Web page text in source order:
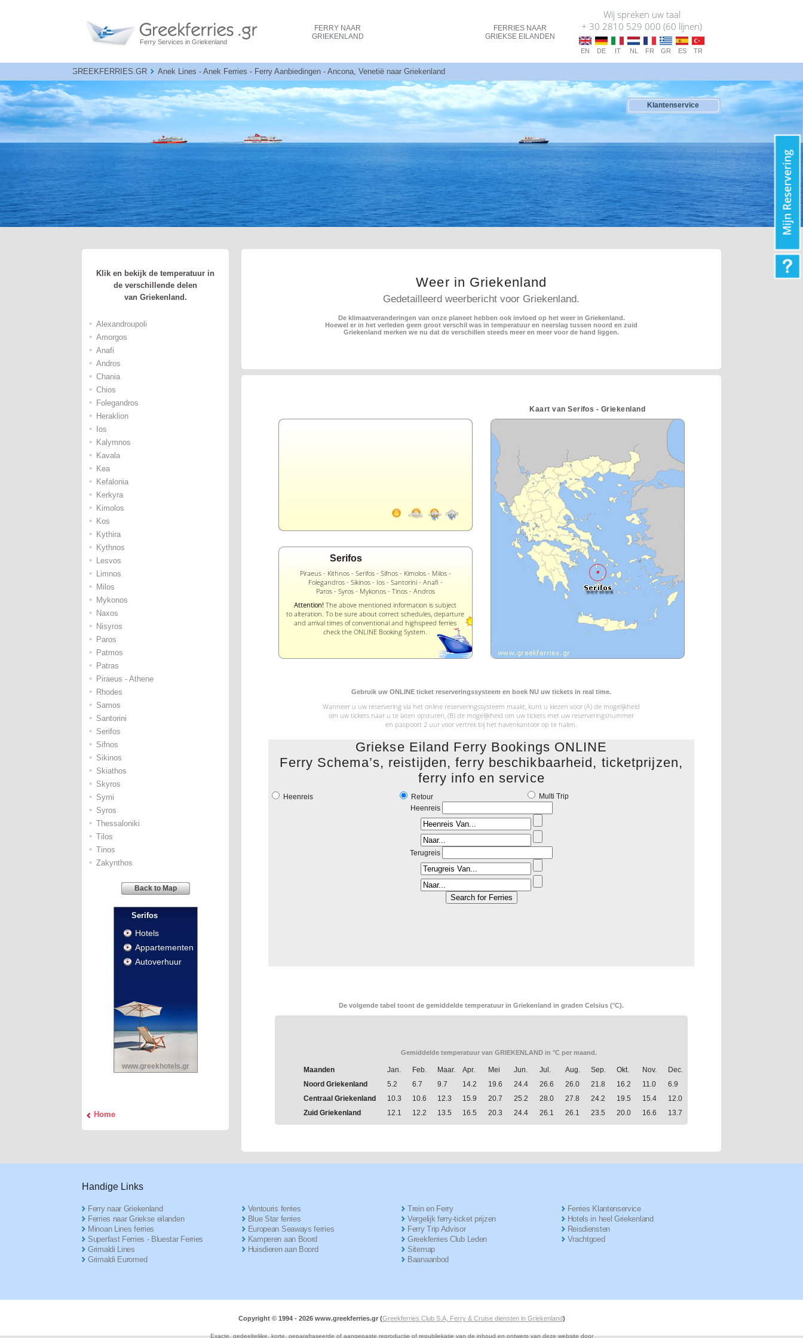
Ferry Services in Griekenland
FERRY NAAR
GRIEKENLAND
FERRIES NAAR
GRIEKSE EILANDEN
Wij spreken uw taal
+ 30 2810 529 000 (60 lijnen)
EN DE IT NL FR GR ES TR
GREEKFERRIES.GR Anek Lines - Anek Ferries - Ferry Aanbiedingen - Ancona, Venetië naar Griekenland
Klantenservice
Klik en bekijk de temperatuur in
de verschillende delen
van Griekenland.
• Alexandroupoli
• Amorgos
• Anafi
• Andros
• Chania
• Chios
• Folegandros
• Heraklion
• Ios
• Kalymnos
• Kavala
• Kea
• Kefalonia
• Kerkyra
• Kimolos
• Kos
• Kythira
• Kythnos
• Lesvos
• Limnos
• Milos
• Mykonos
• Naxos
• Nisyros
• Paros
• Patmos
• Patras
• Piraeus - Athene
• Rhodes
• Samos
• Santorini
• Serifos
• Sifnos
• Sikinos
• Skiathos
• Skyros
• Symi
• Syros
• Thessaloniki
• Tilos
• Tinos
• Zakynthos
Back to Map
Serifos
Hotels
Appartementen
Autoverhuur
www.greekhotels.gr
Home
Weer in Griekenland
Gedetailleerd weerbericht voor Griekenland.
De klimaatveranderingen van onze planeet hebben ook invloed op het weer in Griekenland.
Hoewel er in het verleden geen groot verschil was in temperatuur en neerslag tussen noord en zuid
Griekenland merken we nu dat de verschillen steeds meer en meer voor de hand liggen.
Serifos
Piraeus - Kithnos - Serifos - Sifnos - Kimolos - Milos -
Folegandros - Sikinos - Ios - Santorini - Anafi -
Paros - Syros - Mykonos - Tinos - Andros
Attention! The above mentioned information is subject
to alteration. To be sure about correct schedules, departure
and arrival times of conventional and highspeed ferries
check the ONLINE Booking System.
Kaart van Serifos - Griekenland
Gebruik uw ONLINE ticket reserveringssysteem en boek NU uw tickets in real time.
Wanneer u uw reservering via het online reserveringssysteem maakt, kunt u kiezen voor (A) de mogelijkheid
om uw tickets naar u te laten opsturen, (B) de mogelijkheid om uw tickets met uw reserveringsnummer
en paspoort 2 uur voor vertrek bij het havenkantoor op te halen.
Griekse Eiland Ferry Bookings ONLINE
Ferry Schema’s, reistijden, ferry beschikbaarheid, ticketprijzen,
ferry info en service
Heenreis Retour
Multi Trip
Heenreis
Terugreis
De volgende tabel toont de gemiddelde temperatuur in Griekenland in graden Celsius (°C).
Gemiddelde temperatuur van GRIEKENLAND in °C per maand.
Maanden Jan. Feb. Maar. Apr. Mei Jun. Jul. Aug. Sep. Okt. Nov.
Dec.
Noord Griekenland
5.2 6.7 9.7 14.2 19.6 24.4 26.6 26.0 21.8 16.2 11.0
6.9
Centraal Griekenland
10.3 10.6 12.3 15.9 20.7 25.2 28.0 27.8 24.2 19.5 15.4
12.0
Zuid Griekenland
12.1 12.2 13.5 16.5 20.3 24.4 26.1 26.1 23.5 20.0 16.6 13.7
Handige Links
Ferry naar Griekenland
Ferries naar Griekse eilanden
Minoan Lines ferries
Superfast Ferries - Bluestar Ferries
Grimaldi Lines
Grimaldi Euromed
Ventouris ferries
Blue Star ferries
European Seaways ferries
Kamperen aan Boord
Huisdieren aan Boord
Trein en Ferry
Vergelijk ferry-ticket prijzen
Ferry Trip Advisor
Greekferries Club Leden
Sitemap
Baanaanbod
Ferries Klantenservice
Hotels in heel Griekenland
Reisdiensten
Vrachtgoed
Copyright © 1994 - 2026 www.greekferries.gr (Greekferries Club S.A, Ferry & Cruise diensten in Griekenland)
Exacte, gedeeltelijke, korte, geparafraseerde of aangepaste reproductie of republiekatie van de inhoud en ontwerp van deze website door